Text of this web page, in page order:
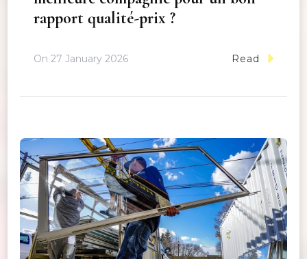
rapport qualité-prix ?
On 27 January 2026 Read